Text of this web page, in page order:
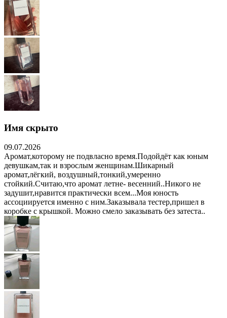
Имя скрыто
09.07.2026
Аромат,которому не подвласно время.Подойдёт как юным
девушкам,так и взрослым женщинам.Шикарный
аромат,лёгкий, воздушный,тонкий,умеренно
стойкий.Считаю,что аромат летне- весенний..Никого не
задушит,нравится практически всем...Моя юность
ассоциируется именно с ним.Заказывала тестер,пришел в
коробке с крышкой. Можно смело заказывать без затеста..